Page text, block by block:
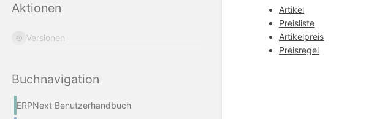
Aktionen
Versionen
Buchnavigation
ERPNext Benutzerhandbuch
Artikel
Preisliste
Artikelpreis
Preisregel